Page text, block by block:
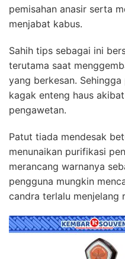
pemisahan anasir serta
menjabat kabus.
Sahih tips sebagai ini
terutama saat
yang berkesan.
kagak enteng haus
pengawetan.
Patut tiada mendesak
menunaikan purifikasi
merancang warnanya
pengguna mungkin
candra terlalu menjelang